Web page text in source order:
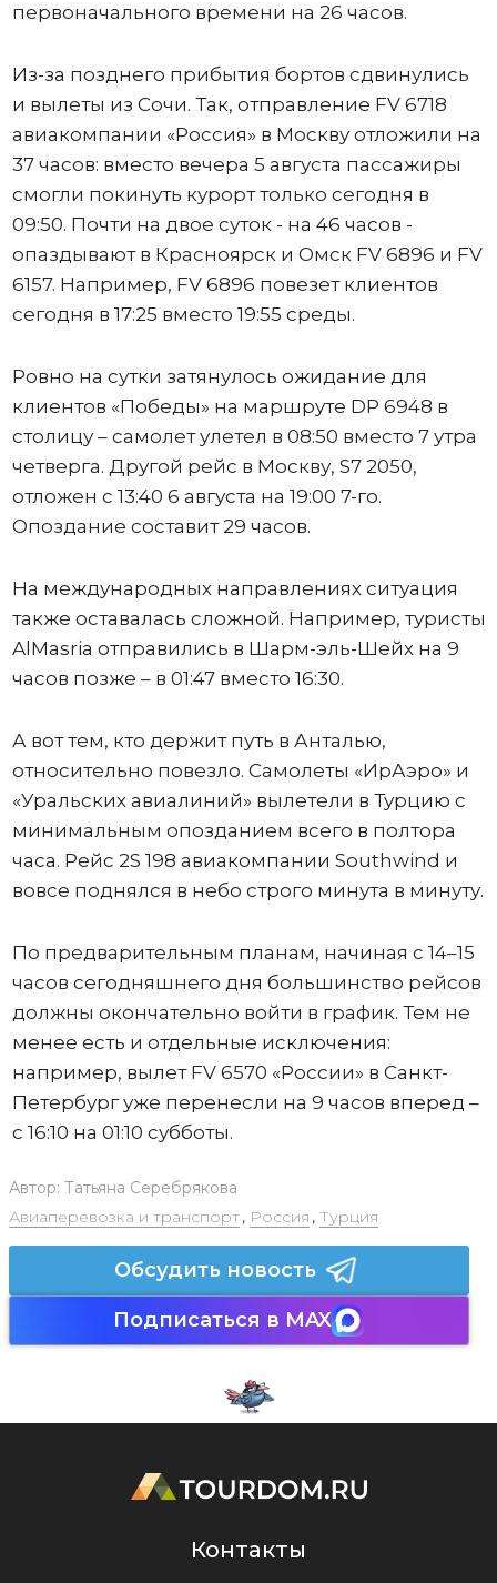
первоначального времени на 26 часов.
Из-за позднего прибытия бортов сдвинулись
и вылеты из Сочи. Так, отправление FV 6718
авиакомпании «Россия» в Москву отложили на
37 часов: вместо вечера 5 августа пассажиры
смогли покинуть курорт только сегодня в
09:50. Почти на двое суток - на 46 часов -
опаздывают в Красноярск и Омск FV 6896 и FV
6157. Например, FV 6896 повезет клиентов
сегодня в 17:25 вместо 19:55 среды.
Ровно на сутки затянулось ожидание для
клиентов «Победы» на маршруте DP 6948 в
столицу – самолет улетел в 08:50 вместо 7 утра
четверга. Другой рейс в Москву, S7 2050,
отложен с 13:40 6 августа на 19:00 7-го.
Опоздание составит 29 часов.
На международных направлениях ситуация
также оставалась сложной. Например, туристы
AlMasria отправились в Шарм-эль-Шейх на 9
часов позже – в 01:47 вместо 16:30.
А вот тем, кто держит путь в Анталью,
относительно повезло. Самолеты «ИрАэро» и
«Уральских авиалиний» вылетели в Турцию с
минимальным опозданием всего в полтора
часа. Рейс 2S 198 авиакомпании Southwind и
вовсе поднялся в небо строго минута в минуту.
По предварительным планам, начиная с 14–15
часов сегодняшнего дня большинство рейсов
должны окончательно войти в график. Тем не
менее есть и отдельные исключения:
например, вылет FV 6570 «России» в Санкт-
Петербург уже перенесли на 9 часов вперед –
с 16:10 на 01:10 субботы.
Автор: Татьяна Серебрякова
Авиаперевозка и транспорт, Россия , Турция
Обсудить новость
Подписаться в MAX
Контакты